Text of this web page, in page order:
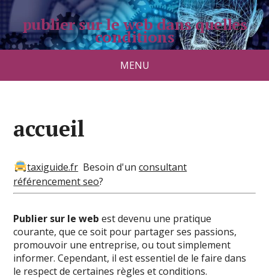
publier sur le web dans quelles
conditions
MENU
accueil
taxiguide.fr Besoin d'unconsultant
référencement seo?
Publier sur le web est devenu une pratique
courante, que ce soit pour partager ses passions,
promouvoir une entreprise, ou tout simplement
informer. Cependant, il est essentiel de le faire dans
le respect de certaines règles et conditions.